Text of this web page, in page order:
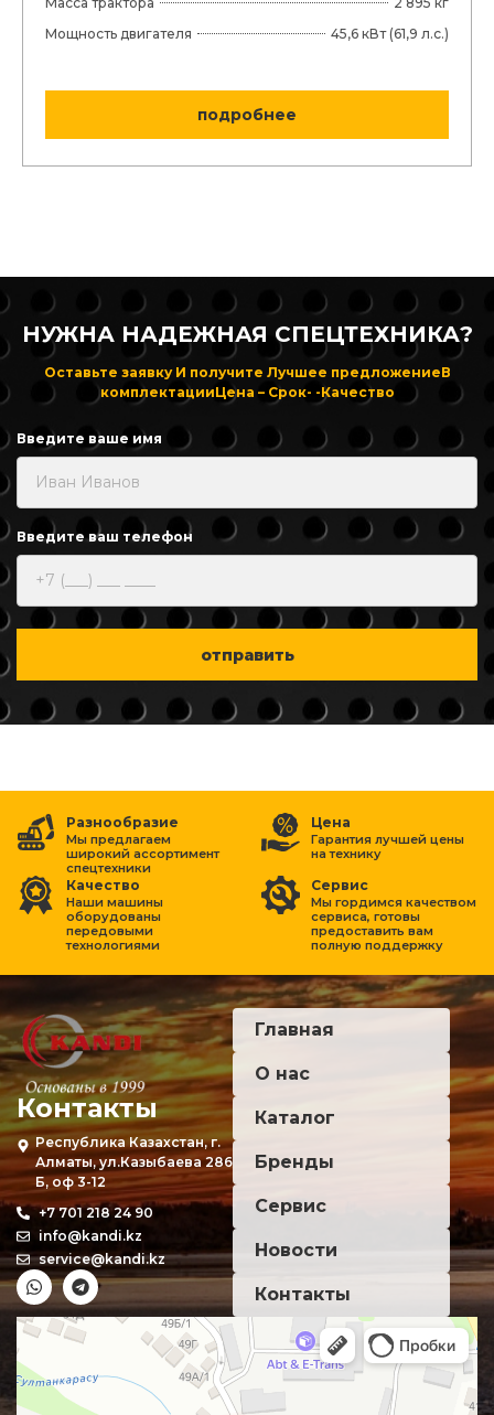
Мощность двигателя
45,6 кВт (61,9 л.с.)
подробнее
НУЖНА НАДЕЖНАЯ СПЕЦТЕХНИКА?
Оставьте заявку И получите Лучшее предложениеВ
комплектацииЦена – Срок- -Качество
Введите ваше имя
Введите ваш телефон
отправить
Разнообразие
Мы предлагаем
широкий ассортимент
спецтехники
Цена
Гарантия лучшей цены
натехнику
Качество
Наши машины
оборудованы
передовыми
технологиями
Сервис
Мы гордимся качеством
сервиса, готовы
предоставить вам
полную поддержку
Контакты
Республика Казахстан, г.
Алматы, ул.Казыбаева 286
Б, оф 3-12
+7 701 218 24 90
info@kandi.kz
service@kandi.kz
Главная
О нас
Каталог
Бренды
Сервис
Новости
Контакты
Алматы
Улица Какимжана Казыбаева, 286Б — Яндекс Карты